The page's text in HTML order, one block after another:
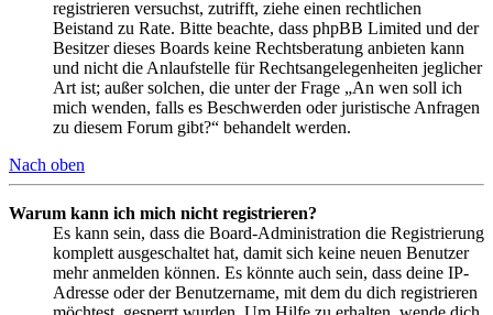
registrieren versuchst, zutrifft, ziehe einen rechtlichen
Beistand zu Rate. Bitte beachte, dass phpBB Limited und der
Besitzer dieses Boards keine Rechtsberatung anbieten kann
und nicht die Anlaufstelle für Rechtsangelegenheiten jeglicher
Art ist; außer solchen, die unter der Frage „An wen soll ich
mich wenden, falls es Beschwerden oder juristische Anfragen
zu diesem Forum gibt?“ behandelt werden.
Nach oben
Warum kann ich mich nicht registrieren?
Es kann sein, dass die Board-Administration die Registrierung
komplett ausgeschaltet hat, damit sich keine neuen Benutzer
mehr anmelden können. Es könnte auch sein, dass deine IP-
Adresse oder der Benutzername, mit dem du dich registrieren